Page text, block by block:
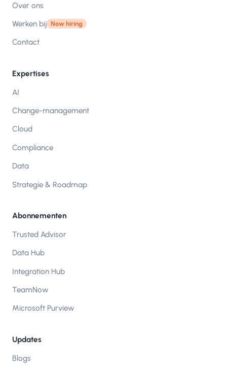
Over ons
Werken bij Now hiring
Contact
Expertises
AI
Change-management
Cloud
Compliance
Data
Strategie & Roadmap
Abonnementen
Trusted Advisor
Data Hub
Integration Hub
TeamNow
Microsoft Purview
Updates
Blogs